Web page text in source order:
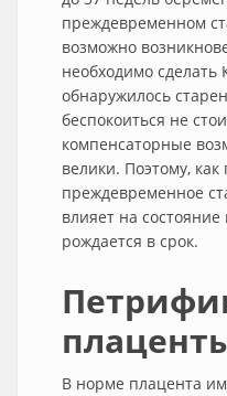
преждевременном
возможно
необходимо сделать
обнаружилось
беспокоиться не
компенсаторные
велики. Поэтому, как
преждевременное
влияет на
рождается в срок.
В норме плацента